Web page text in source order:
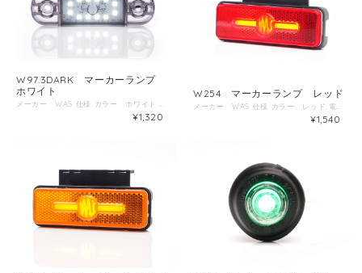
W97.3DARK マーカーランプ
ホワイト
¥1,320
W254 マーカーランプ レッド
メーカー WAS 仕様 カラー レッド 電圧 12V～24V 防塵防水規格 IP6K9K ECE国際認証 E20 サイズ 幅103ｍｍ 高さ36ｍｍ 奥行18ｍｍ
¥1,540